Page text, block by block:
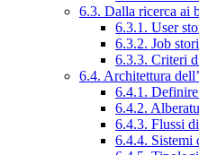
6.3. Dalla ricerca ai
6.3.1. User
6.3.2. Job
6.3.3. Criteri
6.4. Architettura
6.4.1.
6.4.2.
6.4.3. Flussi
6.4.4. Sistemi